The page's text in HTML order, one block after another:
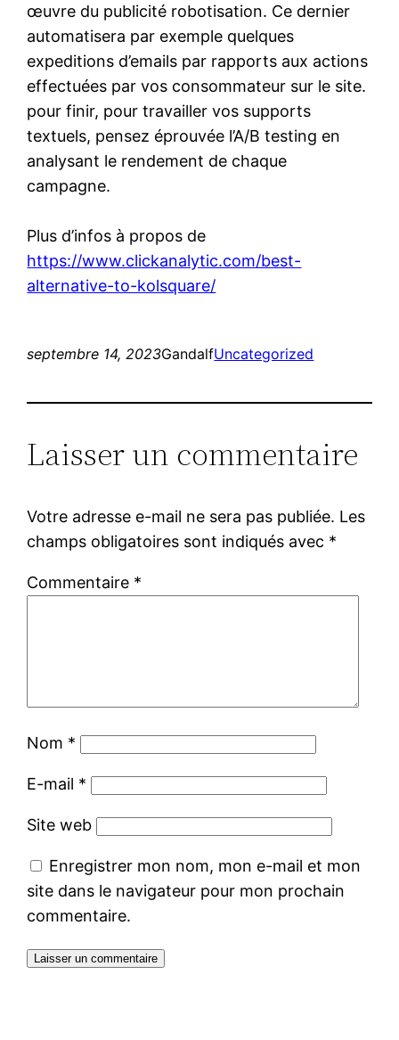
œuvre du publicité robotisation. Ce dernier
automatisera par exemple quelques
expeditions d’emails par rapports aux actions
effectuées par vos consommateur sur le site.
pour finir, pour travailler vos supports
textuels, pensez éprouvée l’A/B testing en
analysant le rendement de chaque
campagne.
Plus d’infos à propos de
https://www.clickanalytic.com/best-
alternative-to-kolsquare/
septembre 14, 2023GandalfUncategorized
Laisser un commentaire
Votre adresse e-mail ne sera pas publiée. Les
champs obligatoires sont indiqués avec *
Commentaire *
Nom *
E-mail *
Site web
Enregistrer mon nom, mon e-mail et mon
site dans le navigateur pour mon prochain
commentaire.